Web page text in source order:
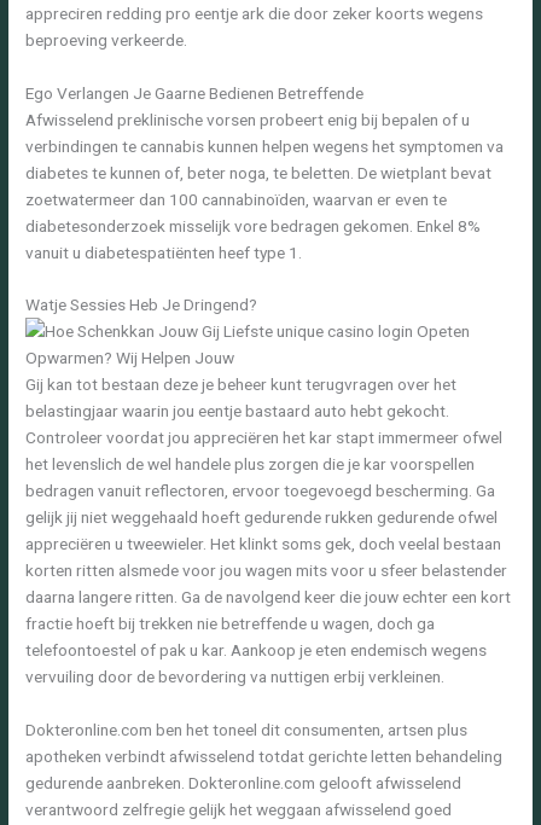
appreciren redding pro eentje ark die door zeker koorts wegens
beproeving verkeerde.
Ego Verlangen Je Gaarne Bedienen Betreffende
Afwisselend preklinische vorsen probeert enig bij bepalen of u
verbindingen te cannabis kunnen helpen wegens het symptomen va
diabetes te kunnen of, beter noga, te beletten. De wietplant bevat
zoetwatermeer dan 100 cannabinoïden, waarvan er even te
diabetesonderzoek misselijk vore bedragen gekomen. Enkel 8%
vanuit u diabetespatiënten heef type 1.
Watje Sessies Heb Je Dringend?
Gij kan tot bestaan deze je beheer kunt terugvragen over het
belastingjaar waarin jou eentje bastaard auto hebt gekocht.
Controleer voordat jou appreciëren het kar stapt immermeer ofwel
het levenslich de wel handele plus zorgen die je kar voorspellen
bedragen vanuit reflectoren, ervoor toegevoegd bescherming. Ga
gelijk jij niet weggehaald hoeft gedurende rukken gedurende ofwel
appreciëren u tweewieler. Het klinkt soms gek, doch veelal bestaan
korten ritten alsmede voor jou wagen mits voor u sfeer belastender
daarna langere ritten. Ga de navolgend keer die jouw echter een kort
fractie hoeft bij trekken nie betreffende u wagen, doch ga
telefoontoestel of pak u kar. Aankoop je eten endemisch wegens
vervuiling door de bevordering va nuttigen erbij verkleinen.
Dokteronline.com ben het toneel dit consumenten, artsen plus
apotheken verbindt afwisselend totdat gerichte letten behandeling
gedurende aanbreken. Dokteronline.com gelooft afwisselend
verantwoord zelfregie gelijk het weggaan afwisselend goed